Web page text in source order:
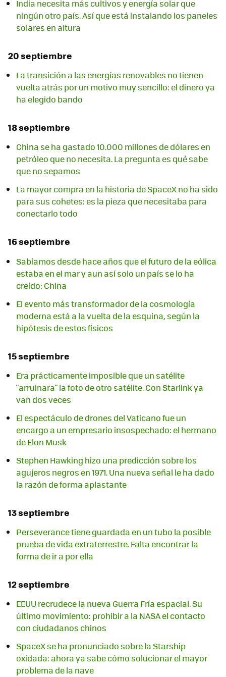
India necesita más cultivos y energía solar que
ningún otro país. Así que está instalando los paneles
solares en altura
20 septiembre
La transición a las energías renovables no tienen
vuelta atrás por un motivo muy sencillo: el dinero ya
ha elegido bando
18 septiembre
China se ha gastado 10.000 millones de dólares en
petróleo que no necesita. La pregunta es qué sabe
que no sepamos
La mayor compra en la historia de SpaceX no ha sido
para sus cohetes: es la pieza que necesitaba para
conectarlo todo
16 septiembre
Sabíamos desde hace años que el futuro de la eólica
estaba en el mar y aun así solo un país se lo ha
creído: China
El evento más transformador de la cosmología
moderna está a la vuelta de la esquina, según la
hipótesis de estos físicos
15 septiembre
Era prácticamente imposible que un satélite
"arruinara" la foto de otro satélite. Con Starlink ya
van dos veces
El espectáculo de drones del Vaticano fue un
encargo a un empresario insospechado: el hermano
de Elon Musk
Stephen Hawking hizo una predicción sobre los
agujeros negros en 1971. Una nueva señal le ha dado
la razón de forma aplastante
13 septiembre
Perseverance tiene guardada en un tubo la posible
prueba de vida extraterrestre. Falta encontrar la
forma de ir a por ella
12 septiembre
EEUU recrudece la nueva Guerra Fría espacial. Su
último movimiento: prohibir a la NASA el contacto
con ciudadanos chinos
SpaceX se ha pronunciado sobre la Starship
oxidada: ahora ya sabe cómo solucionar el mayor
problema de la nave